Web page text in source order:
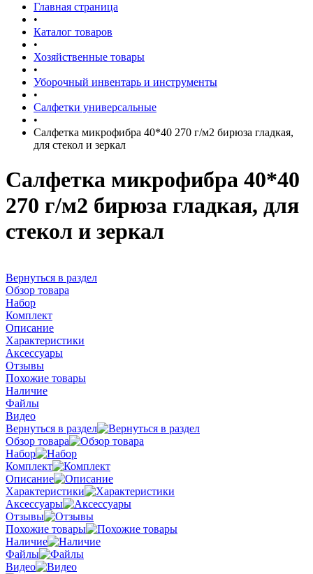
Главная страница
•
Каталог товаров
•
Хозяйственные товары
•
Уборочный инвентарь и инструменты
•
Салфетки универсальные
•
Салфетка микрофибра 40*40 270 г/м2 бирюза гладкая,
для стекол и зеркал
Салфетка микрофибра 40*40
270 г/м2 бирюза гладкая, для
стекол и зеркал
Вернуться в раздел
Обзор товара
Набор
Комплект
Описание
Характеристики
Аксессуары
Отзывы
Похожие товары
Наличие
Файлы
Видео
Вернуться в раздел
Обзор товара
Набор
Комплект
Описание
Характеристики
Аксессуары
Отзывы
Похожие товары
Наличие
Файлы
Видео